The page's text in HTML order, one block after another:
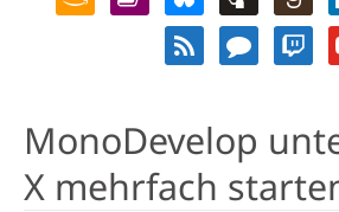
MonoDevelop
X mehrfach